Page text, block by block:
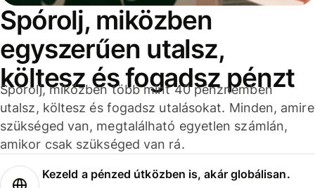
Spórolj, miközben
egyszerűen utalsz,
költesz és fogadsz pénzt
Spórolj, miközben több mint 40 pénznemben
utalsz, költesz és fogadsz utalásokat. Minden, amire
szükséged van, megtalálható egyetlen számlán,
amikor csak szükséged van rá.
Kezeld a pénzed útközben is, akár globálisan.